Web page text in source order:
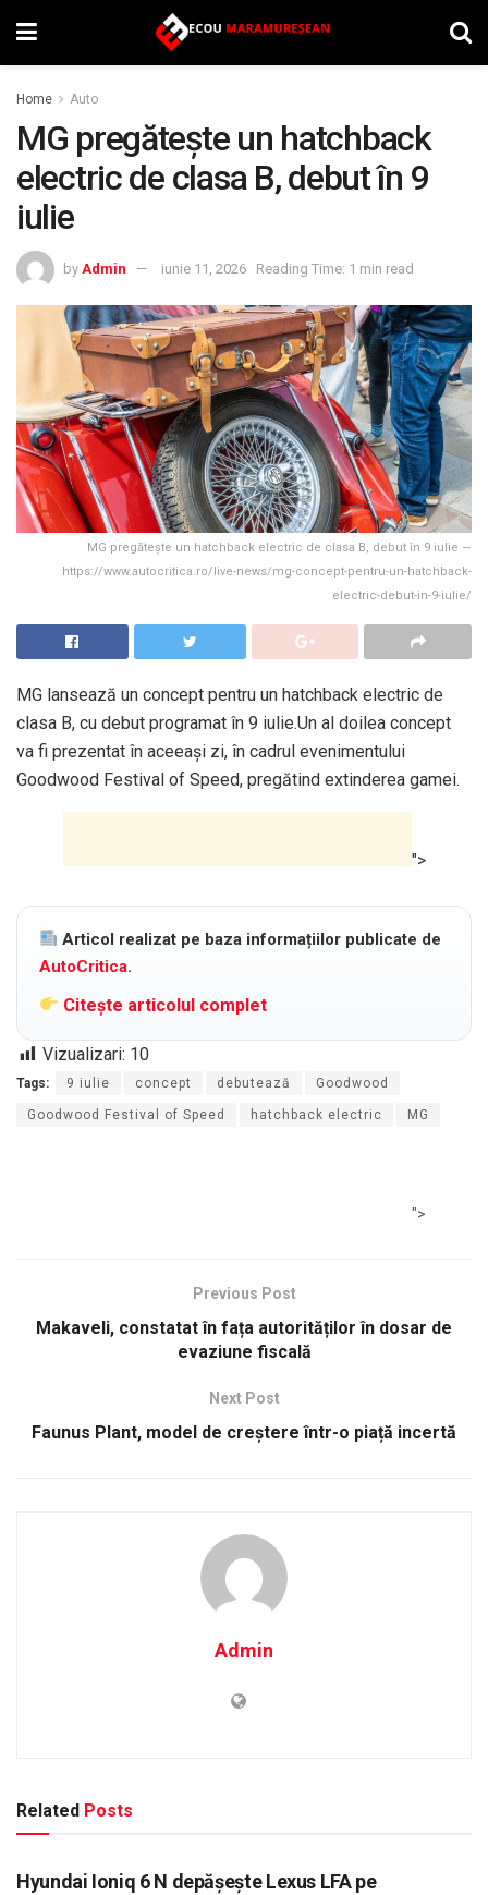
Home Auto
MG pregătește un hatchback
electric de clasa B, debut în 9
iulie
by Admin iunie 11, 2026 Reading Time: 1 min read
MG pregătește un hatchback electric de clasa B, debut în 9 iulie —
https://www.autocritica.ro/live-news/mg-concept-pentru-un-hatchback-
electric-debut-in-9-iulie/
MG lansează un concept pentru un hatchback electric de
clasa B, cu debut programat în 9 iulie.Un al doilea concept
va fi prezentat în aceeași zi, în cadrul evenimentului
Goodwood Festival of Speed, pregătind extinderea gamei.
">
Articol realizat pe baza informațiilor publicate de
AutoCritica.
Citește articolul complet
Vizualizari: 10
Tags: 9 iulie concept debutează Goodwood
Goodwood Festival of Speed hatchback electric MG
">
Previous Post
Makaveli, constatat în fața autorităților în dosar de
evaziune fiscală
Next Post
Faunus Plant, model de creștere într-o piață incertă
Admin
Related Posts
AUTO
Hyundai Ioniq 6 N depășește Lexus LFA pe